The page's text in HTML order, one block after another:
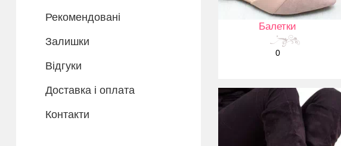
Рекомендовані
Залишки
Відгуки
Доставка і оплата
Контакти
Балетки
0